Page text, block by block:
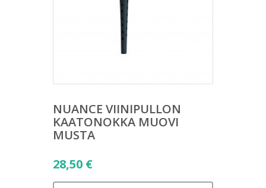
NUANCE VIINIPULLON
KAATONOKKA MUOVI
MUSTA
28,50 €